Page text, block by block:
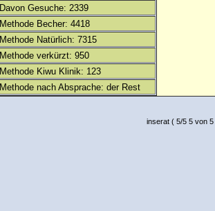
Davon Gesuche: 2339
Methode Becher: 4418
Methode Natürlich: 7315
Methode verkürzt: 950
Methode Kiwu Klinik: 123
Methode nach Absprache: der Rest
inserat( 5/5 5 von 5